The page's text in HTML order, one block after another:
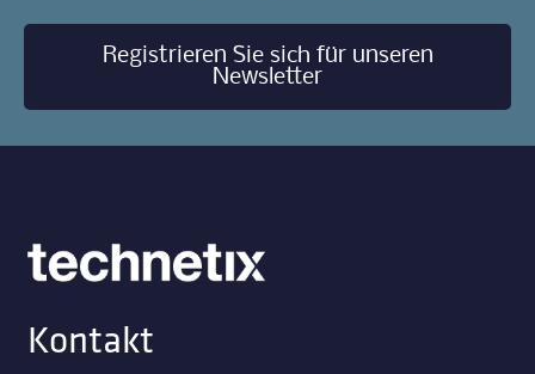
Registrieren Sie sich für unseren
Newsletter
Kontakt